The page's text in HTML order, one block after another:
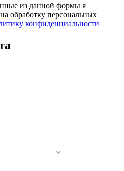
из данной формы я
обработку персональных
конфиденциальности